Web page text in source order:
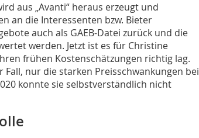
aus „Avanti“ heraus erzeugt und
an die Interessenten bzw. Bieter
auch als GAEB-Datei zurück und die
werden. Jetzt ist es für Christine
frühen Kostenschätzungen richtig lag.
nur die starken Preisschwankungen bei
konnte sie selbstverständlich nicht